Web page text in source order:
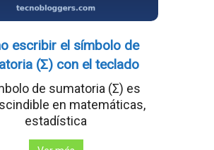
escribir el símbolo de
(Σ) con el teclado
de sumatoria (Σ) es
en matemáticas,
estadística